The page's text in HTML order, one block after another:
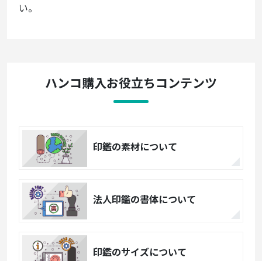
い。
ハンコ購入お役立ちコンテンツ
印鑑の素材について
法人印鑑の書体について
印鑑のサイズについて